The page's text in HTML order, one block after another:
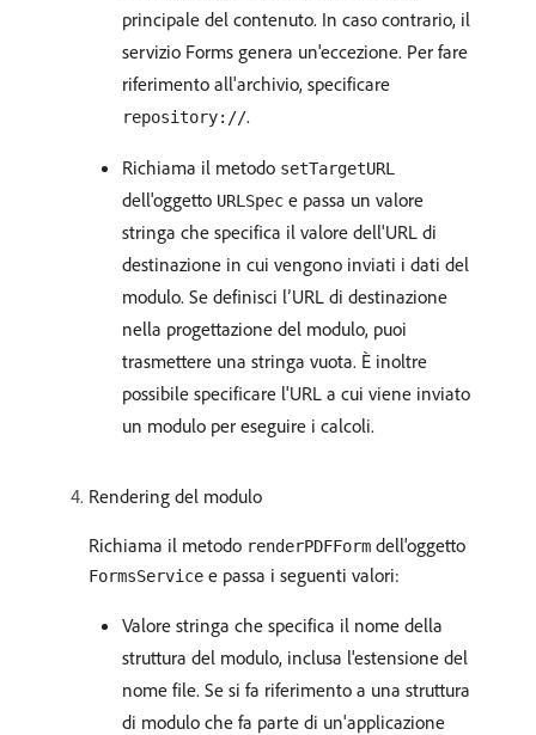
principale del contenuto. In caso contrario, il
servizio Forms genera un'eccezione. Per fare
riferimento all'archivio, specificare
repository://.
Richiama il metodo setTargetURL
dell'oggetto URLSpec e passa un valore
stringa che specifica il valore dell'URL di
destinazione in cui vengono inviati i dati del
modulo. Se definisci l’URL di destinazione
nella progettazione del modulo, puoi
trasmettere una stringa vuota. È inoltre
possibile specificare l'URL a cui viene inviato
un modulo per eseguire i calcoli.
Rendering del modulo
Richiama il metodo renderPDFForm dell'oggetto
FormsService e passa i seguenti valori:
Valore stringa che specifica il nome della
struttura del modulo, inclusa l'estensione del
nome file. Se si fa riferimento a una struttura
di modulo che fa parte di un'applicazione